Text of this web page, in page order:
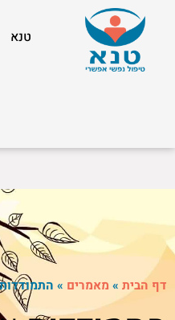
טנא
דף הבית » מאמרים »